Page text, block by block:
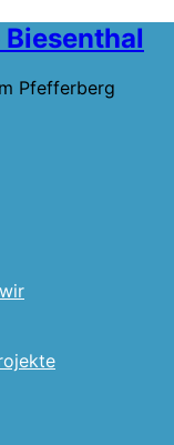
Pfefferberg